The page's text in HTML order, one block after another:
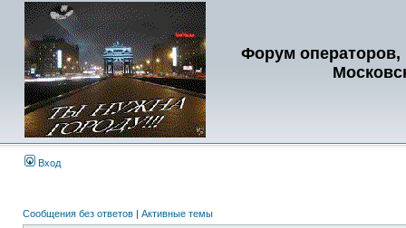
Форум операторов,
Вход
Сообщения без ответов | Активные темы